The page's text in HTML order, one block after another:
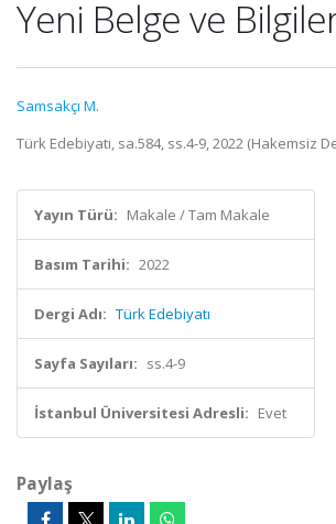
Yeni Belge ve
Samsakçı M.
Türk Edebiyatı, sa.584, ss.4-9, 2022 (Hakemsiz
Yayın Türü: Makale / Tam Makale
Basım Tarihi: 2022
Dergi Adı: Türk Edebiyatı
Sayfa Sayıları: ss.4-9
İstanbul Üniversitesi Adresli: Evet
Paylaş